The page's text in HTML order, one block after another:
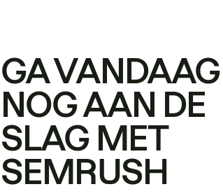
GA VANDAAG
NOG AAN DE
SLAG MET
SEMRUSH